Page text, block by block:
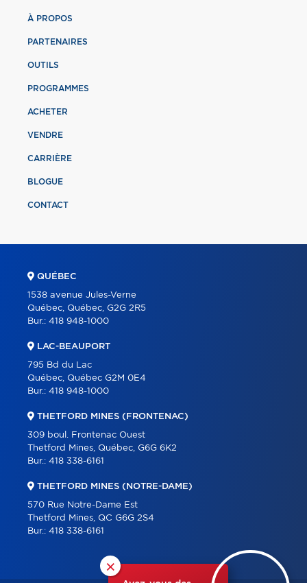
×
À PROPOS
PARTENAIRES
OUTILS
PROGRAMMES
ACHETER
VENDRE
CARRIÈRE
BLOGUE
CONTACT
QUÉBEC
1538 avenue Jules-Verne
Québec, Québec, G2G 2R5
Bur.: 418 948-1000
LAC-BEAUPORT
795 Bd du Lac
Québec, Québec G2M 0E4
Bur.: 418 948-1000
THETFORD MINES (FRONTENAC)
309 boul. Frontenac Ouest
Thetford Mines, Québec, G6G 6K2
Bur.: 418 338-6161
THETFORD MINES (NOTRE-DAME)
570 Rue Notre-Dame Est
Thetford Mines, QC G6G 2S4
Bur.: 418 338-6161